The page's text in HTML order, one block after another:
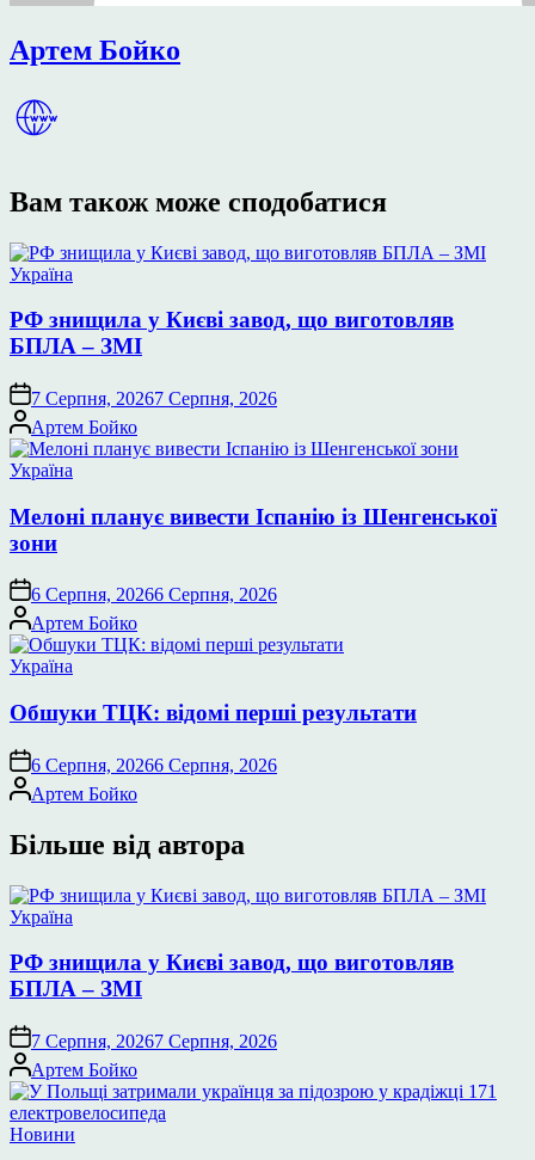
Артем Бойко
Вам також може сподобатися
Опублікувати
Україна
РФ знищила у Києві завод, що виготовляв
БПЛА – ЗМІ
7 Серпня, 20267 Серпня, 2026
Опубліковано
Артем Бойко
Опублікувати
Україна
Мелоні планує вивести Іспанію із Шенгенської
зони
6 Серпня, 20266 Серпня, 2026
Опубліковано
Артем Бойко
Опублікувати
Україна
Обшуки ТЦК: відомі перші результати
6 Серпня, 20266 Серпня, 2026
Опубліковано
Артем Бойко
Більше від автора
Опублікувати
Україна
РФ знищила у Києві завод, що виготовляв
БПЛА – ЗМІ
7 Серпня, 20267 Серпня, 2026
Опубліковано
Артем Бойко
Опублікувати
Новини